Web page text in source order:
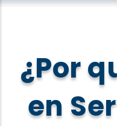
¿Por
en